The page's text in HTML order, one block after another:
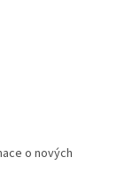
o nových